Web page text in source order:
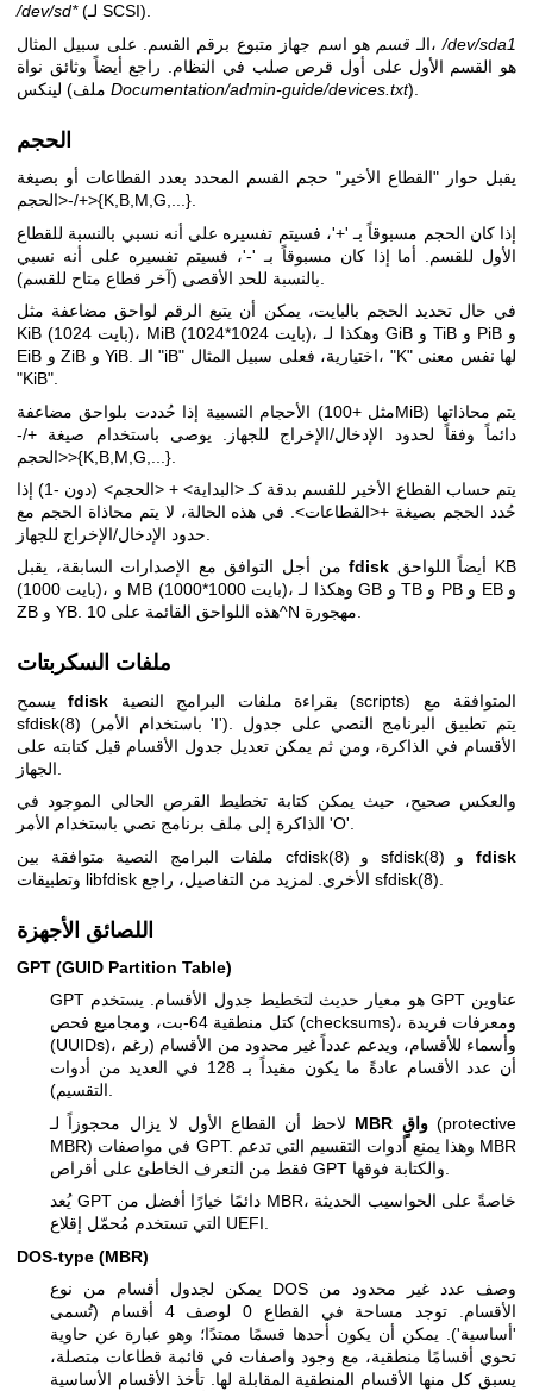
/dev/sd*
(لـ SCSI).
الـ قسم هو اسم جهاز متبوع برقم القسم. على سبيل المثال،/dev/sda1
هو القسم الأول على أول قرص صلب في النظام. راجع أيضاً وثائق نواة
Documentation/admin-guide/devices.txt).
الحجم
يقبل حوار "القطاع الأخير" حجم القسم المحدد بعدد القطاعات أو بصيغة
+/-<الحجم>{K,B,M,G,...}.
إذا كان الحجم مسبوقاً بـ '+'، فسيتم تفسيره على أنه نسبي بالنسبة للقطاع
الأول للقسم. أما إذا كان مسبوقاً بـ '-'، فسيتم تفسيره على أنه نسبي
في حال تحديد الحجم بالبايت، يمكن أن يتبع الرقم لواحق مضاعفة مثل
KiB (1024 بايت)، MiB (1024*1024 بايت)، وهكذا لـ GiB و TiB و PiB و
EiB و ZiB و YiB. الـ "iB" اختيارية، فعلى سبيل المثال، "K" لها نفس معنى
"KiB".
الأحجام النسبية إذا حُددت بلواحق مضاعفة (مثل +100MiB) يتم محاذاتها
دائماً وفقاً لحدود الإدخال/الإخراج للجهاز. يوصى باستخدام صيغة +/-
<الحجم>{K,B,M,G,...}.
يتم حساب القطاع الأخير للقسم بدقة كـ <البداية> + <الحجم> (دون -1) إذا
حُدد الحجم بصيغة +<القطاعات>. في هذه الحالة، لا يتم محاذاة الحجم مع
من أجل التوافق مع الإصدارات السابقة، يقبلfdisk
(1000 بايت)، و MB (1000*1000 بايت)، وهكذا لـ GB و TB و PB و EB و
ZB و YB. هذه اللواحق القائمة على 10^N مهجورة.
ملفات السكربتات
يسمحfdisk
بقراءة ملفات البرامج النصية (scripts) المتوافقة مع
sfdisk(8) (باستخدام الأمر 'I'). يتم تطبيق البرنامج النصي على جدول
الأقسام في الذاكرة، ومن ثم يمكن تعديل جدول الأقسام قبل كتابته على
والعكس صحيح، حيث يمكن كتابة تخطيط القرص الحالي الموجود في
الذاكرة إلى ملف برنامج نصي باستخدام الأمر 'O'.
cfdisk(8) sfdisk(8) وfdisk
sfdisk(8)
اللصائق الأجهزة
GPT (GUID Partition Table)
GPT هو معيار حديث لتخطيط جدول الأقسام. يستخدم GPT عناوين
كتل منطقية 64-بت، ومجاميع فحص (checksums)، ومعرفات فريدة
(UUIDs)، وأسماء للأقسام، ويدعم عدداً غير محدود من الأقسام (رغم
أن عدد الأقسام عادةً ما يكون مقيداً بـ 128 في العديد من أدوات
التقسيم).
MBR واقٍ(protective
MBR) في مواصفات GPT. وهذا يمنع أدوات التقسيم التي تدعم MBR
يُعد GPT دائمًا خيارًا أفضل من MBR، خاصةً على الحواسيب الحديثة
التي تستخدم مُحمّل إقلاع UEFI.
DOS-type (MBR)
يمكن لجدول أقسام من نوع DOS وصف عدد غير محدود من
الأقسام. توجد مساحة في القطاع 0 لوصف 4 أقسام (تُسمى
'أساسية'). يمكن أن يكون أحدها قسمًا ممتدًا؛ وهو عبارة عن حاوية
تحوي أقسامًا منطقية، مع وجود واصفات في قائمة قطاعات متصلة،
يسبق كل منها الأقسام المنطقية المقابلة لها. تأخذ الأقسام الأساسية